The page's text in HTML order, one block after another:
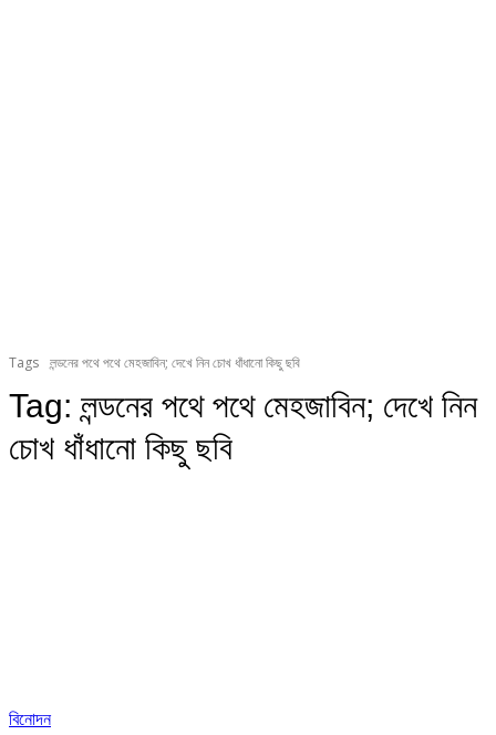
Tags লন্ডনের পথে পথে মেহজাবিন; দেখে নিন চোখ ধাঁধানো কিছু ছবি
Tag: লন্ডনের পথে পথে মেহজাবিন; দেখে নিন
চোখ ধাঁধানো কিছু ছবি
বিনোদন